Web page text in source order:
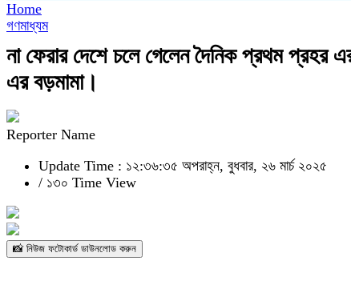
Home
গণমাধ্যম
না ফেরার দেশে চলে গেলেন দৈনিক প্রথম প্রহর
এর বড়মামা।
Reporter Name
Update Time : ১২:৩৬:৩৫ অপরাহ্ন, বুধবার, ২৬ মার্চ ২০২৫
/ ১৩০ Time View
📸 নিউজ ফটোকার্ড ডাউনলোড করুন